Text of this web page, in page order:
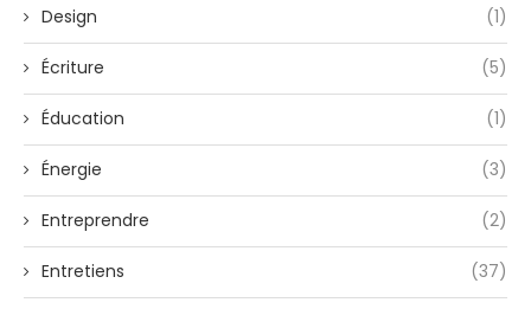
Design (1)
Écriture (5)
Éducation (1)
Énergie (3)
Entreprendre (2)
Entretiens (37)